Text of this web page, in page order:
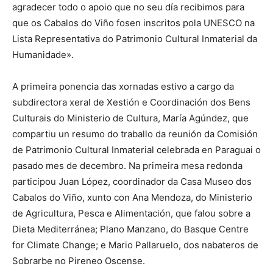
agradecer todo o apoio que no seu día recibimos para
que os Cabalos do Viño fosen inscritos pola UNESCO na
Lista Representativa do Patrimonio Cultural Inmaterial da
Humanidade».
A primeira ponencia das xornadas estivo a cargo da
subdirectora xeral de Xestión e Coordinación dos Bens
Culturais do Ministerio de Cultura, María Agúndez, que
compartiu un resumo do traballo da reunión da Comisión
de Patrimonio Cultural Inmaterial celebrada en Paraguai o
pasado mes de decembro. Na primeira mesa redonda
participou Juan López, coordinador da Casa Museo dos
Cabalos do Viño, xunto con Ana Mendoza, do Ministerio
de Agricultura, Pesca e Alimentación, que falou sobre a
Dieta Mediterránea; Plano Manzano, do Basque Centre
for Climate Change; e Mario Pallaruelo, dos nabateros de
Sobrarbe no Pireneo Oscense.